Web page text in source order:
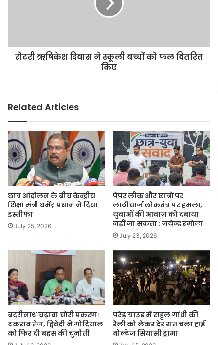
रोटरी ऋषिकेश दिवास ने स्कूली बच्चों को फल वितरित
किए
Related Articles
छात्र आंदोलन के बीच केन्द्रीय
शिक्षा मंत्री धर्मेंद्र प्रधान ने दिया
इस्तीफा
July 25, 2026
पेपर लीक और छात्रों पर
लाठीचार्ज लोकतंत्र पर हमला,
युवाओं की आवाज़ को दबाया
नहीं जा सकता : जयेन्द्र रमोला
July 23, 2026
बदरीनाथ चढ़ावा चोरी प्रकरणः
टकराव तेज, द्विवेदी ने गोदियाल
को फिर दी बहस की चुनौती
परेड़ ग्राउड में राहुल गांधी की
रैली को लेकर देर रात चला हाई
वोल्टेज सियासी ड्रामा